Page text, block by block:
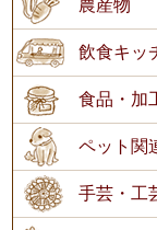
農産物
飲食キッ
食品・加
ペット関
手芸・工